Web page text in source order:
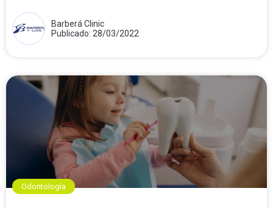
Barberá Clinic
Publicado: 28/03/2022
Odontología